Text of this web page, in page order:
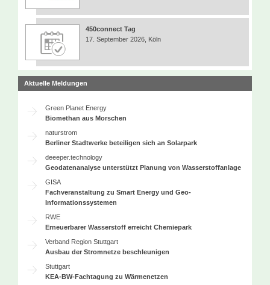
450connect Tag
17. September 2026, Köln
Aktuelle Meldungen
Green Planet Energy
Biomethan aus Morschen
naturstrom
Berliner Stadtwerke beteiligen sich an Solarpark
deeeper.technology
Geodatenanalyse unterstützt Planung von Wasserstoffanlage
GISA
Fachveranstaltung zu Smart Energy und Geo-
Informationssystemen
RWE
Erneuerbarer Wasserstoff erreicht Chemiepark
Verband Region Stuttgart
Ausbau der Stromnetze beschleunigen
Stuttgart
KEA-BW-Fachtagung zu Wärmenetzen